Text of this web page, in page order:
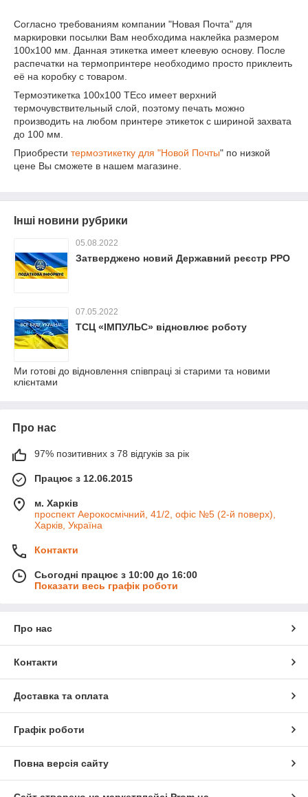
Согласно требованиям компании "Новая Почта" для
маркировки посылки Вам необходима наклейка размером
100х100 мм. Данная этикетка имеет клеевую основу. После
распечатки на термопринтере необходимо просто приклеить
её на коробку с товаром.
Термоэтикетка 100х100 ТЕсо имеет верхний
термочувствительный слой, поэтому печать можно
производить на любом принтере этикеток с шириной захвата
до 100 мм.
Приобрести термоэтикетку для "Новой Почты" по низкой
цене Вы сможете в нашем магазине.
Інші новини рубрики
05.08.2022
Затверджено новий Державний реєстр РРО
07.05.2022
ТСЦ «ІМПУЛЬС» відновлює роботу
Ми готові до відновлення співпраці зі старими та новими
клієнтами
Про нас
97% позитивних з 78 відгуків за рік
Працює з 12.06.2015
м. Харків
проспект Аерокосмічний, 41/2, офіс №5 (2-й поверх),
Харків, Україна
Контакти
Сьогодні працює з 10:00 до 16:00
Показати весь графік роботи
Про нас
Контакти
Доставка та оплата
Графік роботи
Повна версія сайту